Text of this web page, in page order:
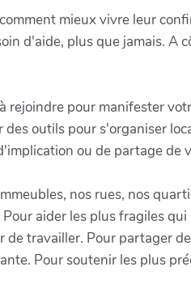
mieux vivre leur
d'aide, plus que jamais. A
pour manifester
outils pour s'organiser
ou de partage de
nos rues, nos
aider les plus fragiles
travailler. Pour partager
Pour soutenir les plus